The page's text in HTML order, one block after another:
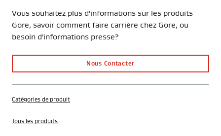
Vous souhaitez plus d'informations sur les produits
Gore, savoir comment faire carrière chez Gore, ou
besoin d'informations presse?
Nous Contacter
Catégories de produit
Tous les produits